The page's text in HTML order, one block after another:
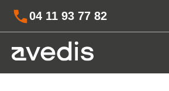
04 11 93 77 82